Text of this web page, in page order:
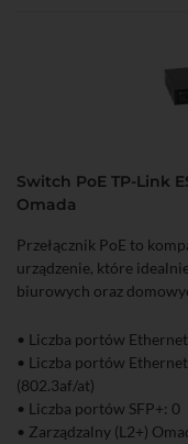
Switch PoE TP-Link
Omada
Przełącznik PoE to
urządzenie, które
biurowych oraz
• Liczba portów
• Liczba portów
(802.3af/at)
• Liczba portów SFP+: 0
• Zarządzalny (L2+)